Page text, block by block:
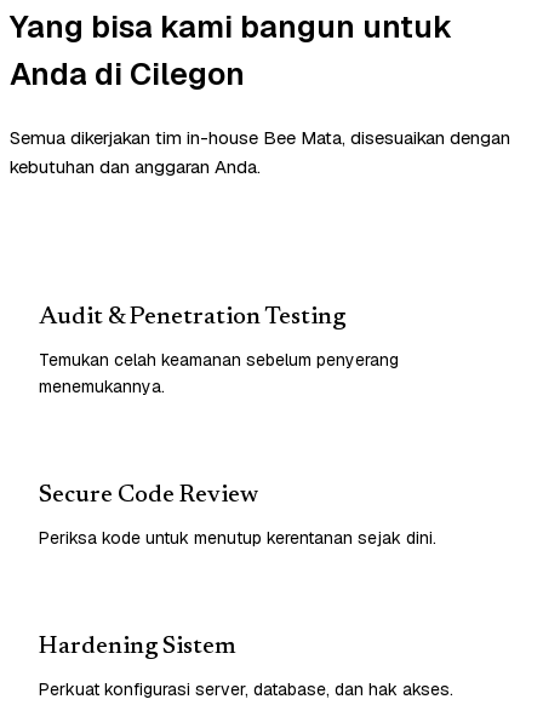
Yang bisa kami bangun untuk
Anda di Cilegon
Semua dikerjakan tim in-house Bee Mata, disesuaikan dengan
kebutuhan dan anggaran Anda.
Audit & Penetration Testing
Temukan celah keamanan sebelum penyerang
menemukannya.
Secure Code Review
Periksa kode untuk menutup kerentanan sejak dini.
Hardening Sistem
Perkuat konfigurasi server, database, dan hak akses.